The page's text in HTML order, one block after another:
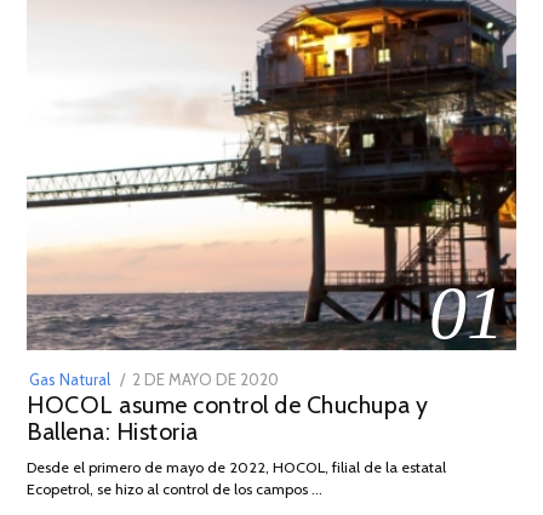
01
Gas Natural
POSTED
ON
2 DE MAYO DE 2020
DE
2026
HOCOL asume control de Chuchupa y
Ballena: Historia
Desde el primero de mayo de 2022, HOCOL, filial de la estatal
Ecopetrol, se hizo al control de los campos …